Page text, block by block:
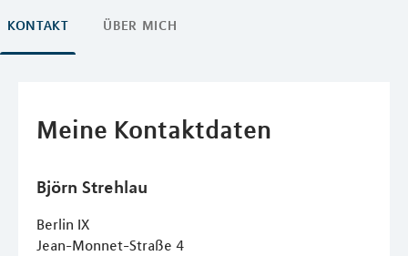
KONTAKT ÜBER MICH
Meine Kontaktdaten
Björn Strehlau
Berlin IX
Jean-Monnet-Straße 4